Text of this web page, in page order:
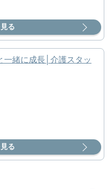
る
緒に成長│介護スタッ
る